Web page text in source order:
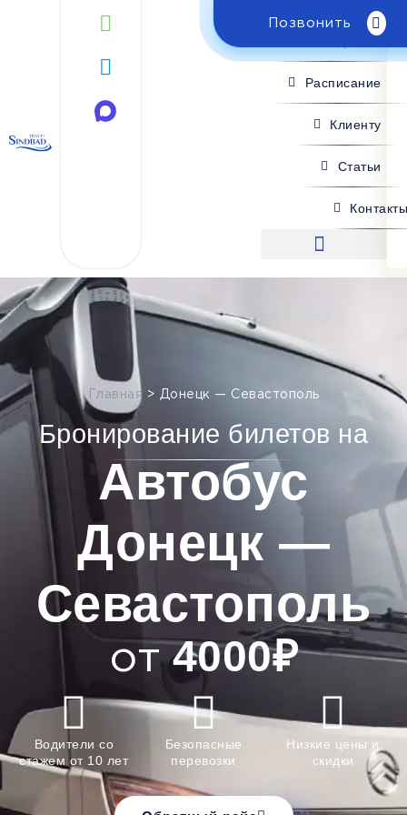
Позвонить
Расписание
Клиенту
Статьи
Главная > Донецк — Севастополь
Бронирование билетов на
Автобус
Донецк —
Севастополь
от4000₽
Водители со
стажем от 10 лет
Безопасные
перевозки
Низкие цены и
скидки